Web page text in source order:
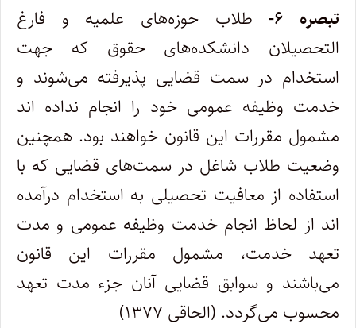
‌تبصره ۶-
طلاب حوزه‌های علمیه و فارغ‌
التحصیلان دانشکده‌های حقوق که جهت
استخدام در سمت قضایی پذیرفته می‌شوند و
خدمت وظیفه‌ عمومی خود را انجام نداده ‌اند
مشمول مقررات این قانون خواهند بود. همچنین
وضعیت طلاب شاغل در سمت‌های قضایی که با
استفاده از معافیت‌ تحصیلی به استخدام درآمده
اند از لحاظ انجام خدمت وظیفه عمومی و مدت
تعهد خدمت، مشمول مقررات این قانون
می‌باشند و سوابق قضایی آنان‌ جزء مدت تعهد
محسوب می‌گردد. (الحاقی ۱۳۷۷)